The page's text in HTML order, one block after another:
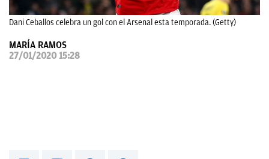
PAPARAZZI
OKDIARIO
Dani Ceballos celebra un gol con el Arsenal esta temporada. (Getty)
MARÍA RAMOS
27/01/2020 15:28